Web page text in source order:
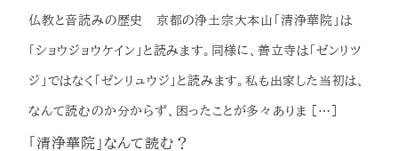
「清浄華院」なんて読む？
仏教と音読みの歴史 京都の浄土宗大本山「清浄華院」は
「ショウジョウケイン」と読みます。同様に、善立寺は「ゼンリツ
ジ」ではなく「ゼンリュウジ」と読みます。私も出家した当初は、
なんて読むのか分からず、困ったことが多々ありま […]